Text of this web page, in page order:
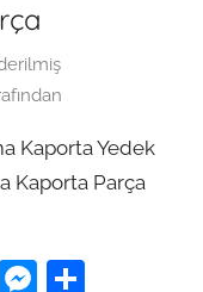
Kaporta Yedek
Kaporta Parça
O
M